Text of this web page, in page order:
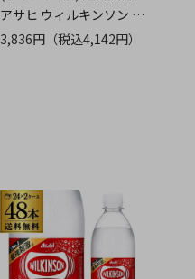
アサヒ ウィルキンソン タ
ンサン 炭酸水 ペットボト
3,836円 （税込4,142円）